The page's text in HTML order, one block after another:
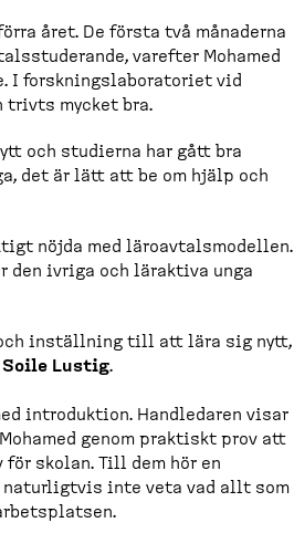
året. De första två månaderna
varefter Mohamed
I forsknings­la­bo­ra­toriet vid
trivts mycket bra.
och studierna har gått bra
det är lätt att be om hjälp och
nöjda med läroav­talsmo­dellen.
den ivriga och läraktiva unga
inställning till att lära sig nytt,
Soile Lustig.
introduktion. Handledaren visar
genom praktiskt prov att
för skolan. Till dem hör en
inte veta vad allt som